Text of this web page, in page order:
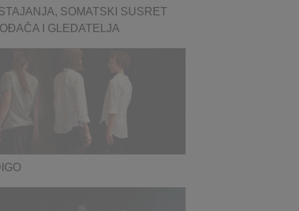
SOMATSKI SUSRET
I GLEDATELJA